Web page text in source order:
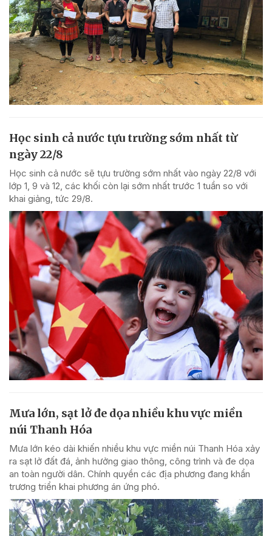
Học sinh cả nước tựu trường sớm nhất từ
ngày 22/8
Học sinh cả nước sẽ tựu trường sớm nhất vào ngày 22/8 với
lớp 1, 9 và 12, các khối còn lại sớm nhất trước 1 tuần so với
khai giảng, tức 29/8.
Mưa lớn, sạt lở đe dọa nhiều khu vực miền
núi Thanh Hóa
Mưa lớn kéo dài khiến nhiều khu vực miền núi Thanh Hóa xảy
ra sạt lở đất đá, ảnh hưởng giao thông, công trình và đe dọa
an toàn người dân. Chính quyền các địa phương đang khẩn
trương triển khai phương án ứng phó.